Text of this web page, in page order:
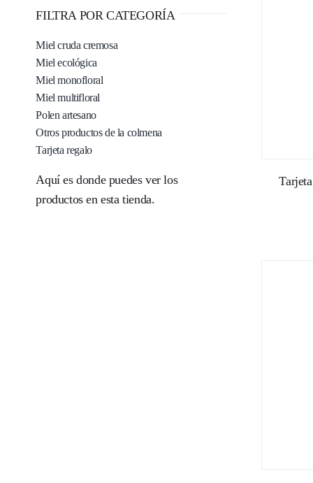
FILTRA POR CATEGORÍA
Miel cruda cremosa
Miel ecológica
Miel monofloral
Miel multifloral
Polen artesano
Otros productos de la colmena
Tarjeta regalo
Aquí es donde puedes ver los
productos en esta tienda.